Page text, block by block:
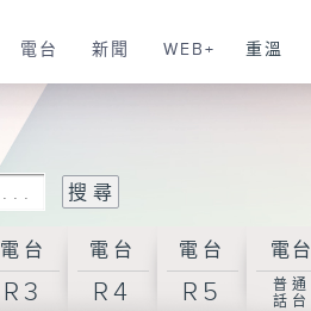
電台 新聞 WEB+ 重溫
電台
R3
電台
R4
電台
R5
電台
普通
話台